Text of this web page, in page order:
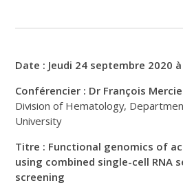
Date : Jeudi 24 septembre 2020
Conférencier : Dr François
Division of Hematology,
University
Titre : Functional genomics of
using combined single-cell RNA
screening